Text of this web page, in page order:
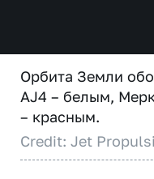
Орбита Земли
AJ4 – белым,
– красным.
Credit: Jet